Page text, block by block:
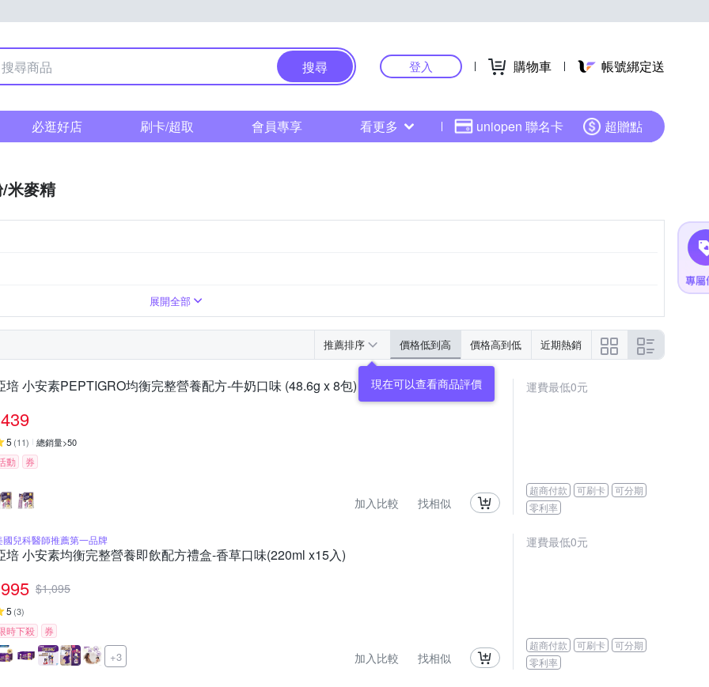
搜尋 登入 購物車 帳號綁定送
必逛好店 刷卡/超取 會員專享 看更多 uniopen 聯名卡 超贈點
米麥精
展開全部
推薦排序 價格低到高 價格高到低 近期熱銷
培 小安素PEPTIGRO均衡完整營養配方-牛奶口味 (48.6g x 8包)
439
5 (11) 總銷量>50
動 券
加入比較 找相似
運費最低0元
超商付款 可刷卡
可分期
零利率
國兒科醫師推薦第一品牌
培 小安素均衡完整營養即飲配方禮盒-香草口味(220ml x15入)
995 $1,095
5 (3)
時下殺 券
+3 加入比較 找相似
運費最低0元
超商付款 可刷卡
可分期
零利率